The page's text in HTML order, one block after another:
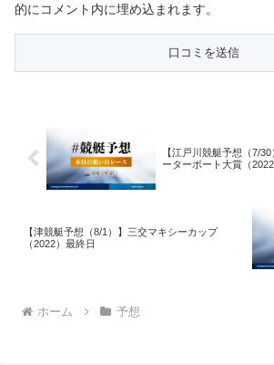
的にコメント内に埋め込まれます。
【江戸川競艇予想（7/
ーターボート大賞（
【津競艇予想（8/1）】三交マキシーカップ
（2022）最終日
ホーム 予想